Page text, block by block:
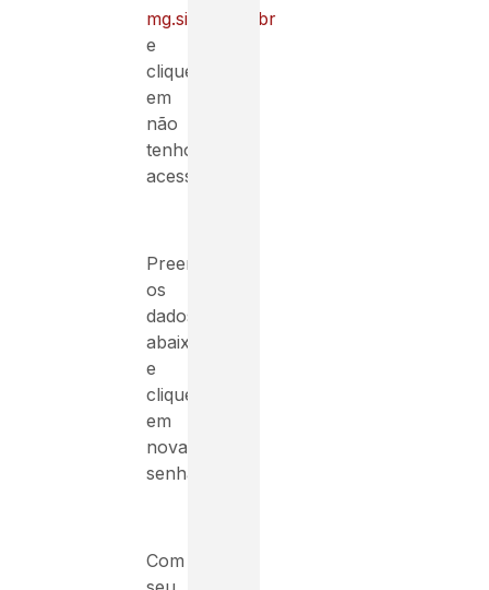
mg.sitac.com.br
e
clique
em
não
tenho
acesso.
Preencha
os
dados
abaixo
e
clique
em
nova
senha:
Com